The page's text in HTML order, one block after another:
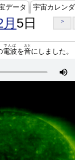
データ 宇宙カレン
5日 >
電波
でんぱ
を音
おと
にしました。